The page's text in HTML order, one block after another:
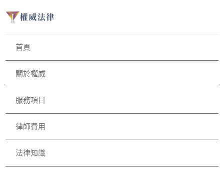
首頁
關於權威
服務項目
律師費用
法律知識